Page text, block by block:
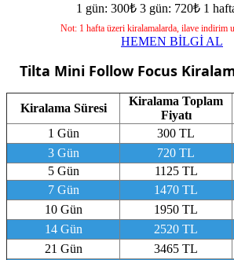
1 gün: 300₺ 3 gün: 720₺ 1
Not: 1 hafta üzeri kiralamalarda, ilave indirim
HEMEN BİLGİ AL
Tilta Mini Follow Focus
Kiralama Süresi
Kiralama Toplam
Fiyatı
1 Gün
300 TL
3 Gün
720 TL
5 Gün
1125 TL
7 Gün
1470 TL
10 Gün
1950 TL
14 Gün
2520 TL
21 Gün
3465 TL